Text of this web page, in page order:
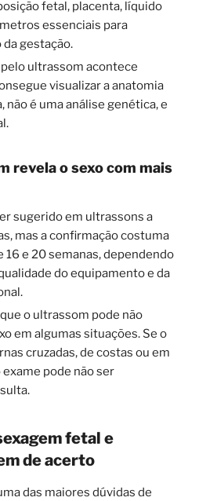
fetal, placenta, líquido
essenciais para
gestação.
ultrassom acontece
visualizar a anatomia
não é uma análise genética, e
revela o sexo com mais
sugerido em ultrassons a
mas a confirmação costuma
e 20 semanas, dependendo
do equipamento e da
o ultrassom pode não
em algumas situações. Se o
cruzadas, de costas ou em
pode não ser
fetal e
de acerto
das maiores dúvidas de